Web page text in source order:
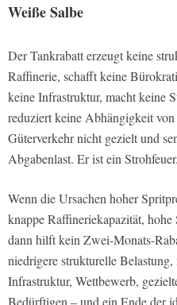
Weiße Salbe
Der Tankrabatt erzeugt keine
Raffinerie, schafft keine
keine Infrastruktur, macht keine
reduziert keine Abhängigkeit
Güterverkehr nicht gezielt und
Abgabenlast. Er ist ein Strohfeuer.
Wenn die Ursachen hoher
knappe Raffineriekapazität,
dann hilft kein Zwei-Monats-
niedrigere strukturelle
Infrastruktur, Wettbewerb,
Bedürftigen – und ein Ende der